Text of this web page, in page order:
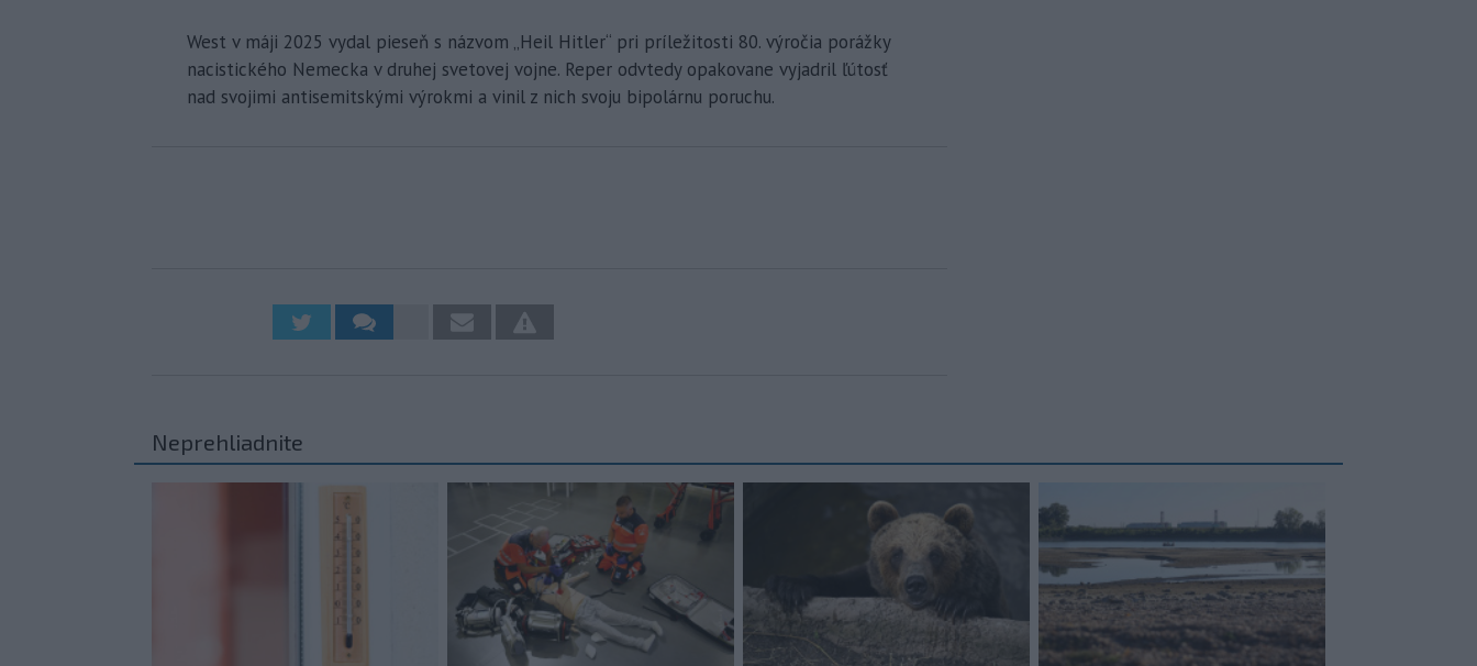
West v máji 2025 vydal pieseň s názvom „Heil Hitler“ pri príležitosti 80. výročia porážky
nacistického Nemecka v druhej svetovej vojne. Reper odvtedy opakovane vyjadril ľútosť
nad svojimi antisemitskými výrokmi a vinil z nich svoju bipolárnu poruchu.
Neprehliadnite